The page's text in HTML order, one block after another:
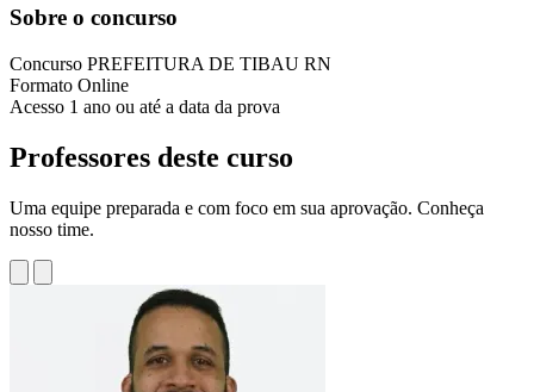
Sobre o concurso
Concurso PREFEITURA DE TIBAU RN
Formato Online
Acesso 1 ano ou até a data da prova
Professores deste curso
Uma equipe preparada e com foco em sua aprovação. Conheça
nosso time.